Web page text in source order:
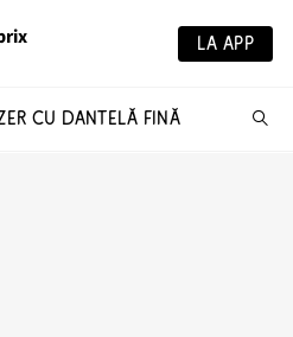
LA APP
CU DANTELĂ FINĂ